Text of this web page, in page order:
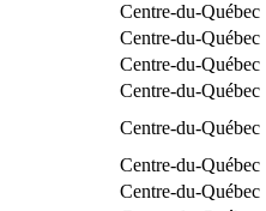
Centre-du-Québec
Centre-du-Québec
Centre-du-Québec
Centre-du-Québec
Centre-du-Québec
Centre-du-Québec
Centre-du-Québec